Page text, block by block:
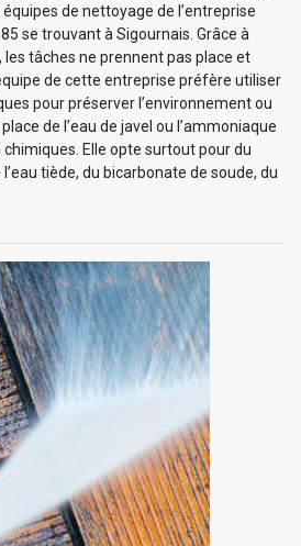
de nettoyage de l’entreprise
se trouvant à Sigournais. Grâce à
tâches ne prennent pas place et
de cette entreprise préfère utiliser
pour préserver l’environnement ou
de l’eau de javel ou l’ammoniaque
Elle opte surtout pour du
tiède, du bicarbonate de soude, du